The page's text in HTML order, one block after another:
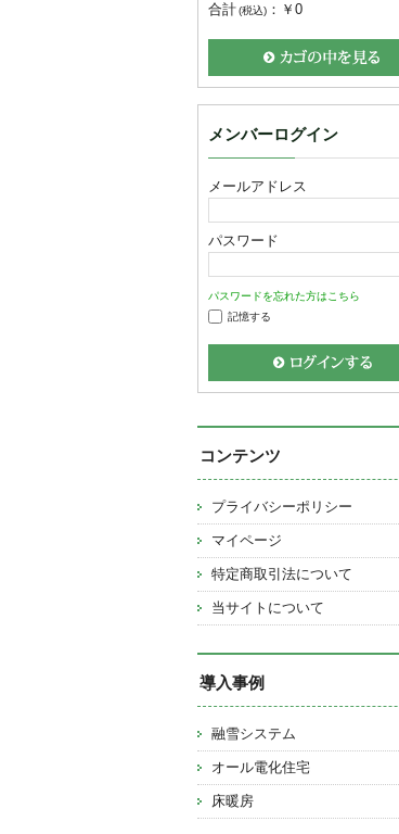
合計(税込) ： ￥0
メンバーログイン
メールアドレス
パスワード
パスワードを忘れた方はこちら
記憶する
コンテンツ
プライバシーポリシー
マイページ
特定商取引法について
当サイトについて
導入事例
融雪システム
オール電化住宅
床暖房